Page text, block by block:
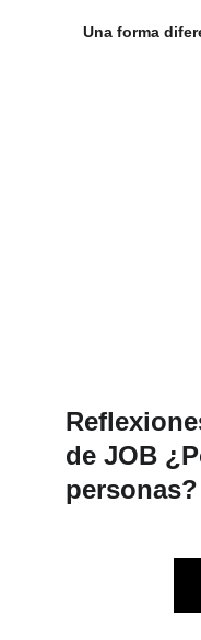
Una forma
de JOB
personas?